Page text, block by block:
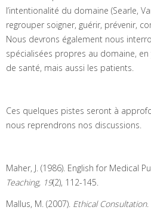
l’intentionalité du domaine (Searle,
regrouper soigner, guérir, prévenir,
Nous devrons également nous
spécialisées propres au domaine,
de santé, mais aussi les patients.
Ces quelques pistes seront à
nous reprendrons nos discussions.
Maher, J. (1986). English for Medical
Teaching, 19(2), 112-145.
Mallus, M. (2007). Ethical Consultation.